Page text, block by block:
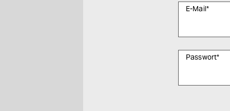
E-Mail*
Passwort*